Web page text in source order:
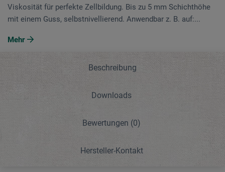
Viskosität für perfekte Zellbildung. Bis zu 5 mm Schichthöhe
mit einem Guss, selbstnivellierend. Anwendbar z. B. auf:...
Mehr
Beschreibung
Downloads
Bewertungen (0)
Hersteller-Kontakt